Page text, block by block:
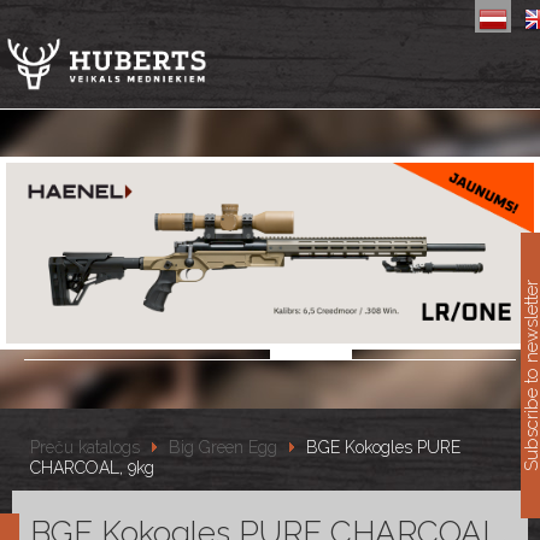
Preču katalogs Big Green Egg
BGE Kokogles PURE
CHARCOAL, 9kg
BGE Kokogles PURE CHARCOAL,
Subscribe